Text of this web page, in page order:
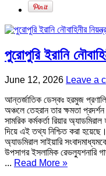
পুরোপুরি ইরানি
June 12, 2026 Leave a
আন্তর্জাতিক ডেস্কঃ হরমুজ প্রণালি
অঞ্চলে তেহরান তার ক্ষমতা
সামরিক কর্মকর্তা রিয়ার
দিয়ে এই তথ্য নিশ্চিত করা হয়েছে।
অ্যাডমিরাল সাইয়ারি
উপসাগর ইসলামিক রেভল্যুশনারি
... Read More »